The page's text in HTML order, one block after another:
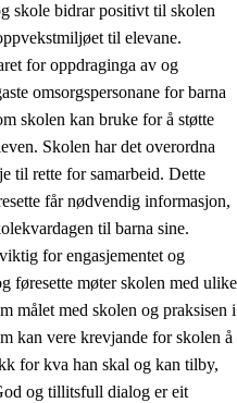
opplæring
skole
arbeidsliv
skole bidrar positivt til skolen
til elevane.
for oppdraginga av og
omsorgspersonane for barna
skolen kan bruke for å støtte
Skolen har det overordna
til rette for samarbeid. Dette
får nødvendig informasjon,
til barna sine.
for engasjementet og
føresette møter skolen med ulike
målet med skolen og praksisen i
kan vere krevjande for skolen å
for kva han skal og kan tilby,
og tillitsfull dialog er eit